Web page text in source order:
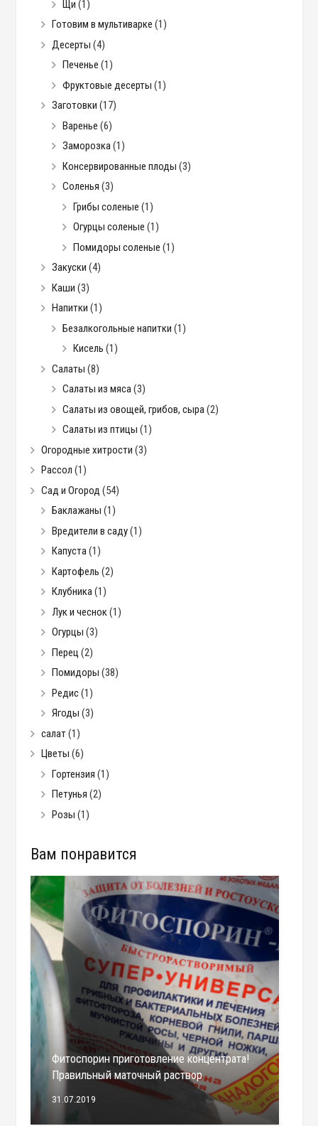
Щи (1)
Готовим в мультиварке (1)
Десерты (4)
Печенье (1)
Фруктовые десерты (1)
Заготовки (17)
Варенье (6)
Заморозка(1)
Консервированные плоды (3)
Соленья (3)
Грибы соленые (1)
Огурцы соленые (1)
Помидоры соленые (1)
Закуски (4)
Каши (3)
Напитки (1)
Безалкогольные напитки (1)
Кисель (1)
Салаты (8)
Салаты из мяса(3)
Салаты из овощей, грибов, сыра(2)
Салаты из птицы (1)
Огородные хитрости (3)
Рассол (1)
Сад и Огород (54)
Баклажаны (1)
Вредители в саду(1)
Капуста(1)
Картофель (2)
Клубника(1)
Лук и чеснок(1)
Огурцы (3)
Перец (2)
Помидоры (38)
Редис(1)
Ягоды (3)
салат(1)
Цветы (6)
Гортензия (1)
Петунья (2)
Розы (1)
Вам понравится
Фитоспорин приготовление концентрата!
Правильный маточный раствор
31.07.2019